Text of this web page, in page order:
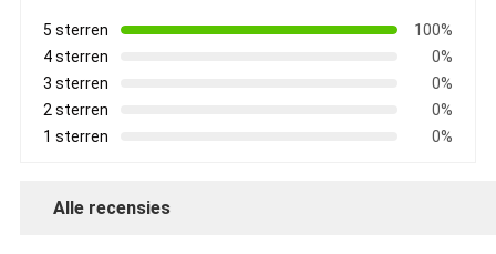
5 sterren
100%
4 sterren
0%
3 sterren
0%
2 sterren
0%
1 sterren
0%
Alle recensies